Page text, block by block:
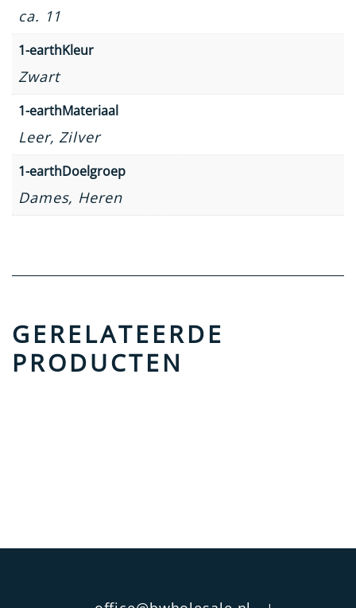
ca. 11
1-earthKleur
Zwart
1-earthMateriaal
Leer, Zilver
1-earthDoelgroep
Dames, Heren
GERELATEERDE
PRODUCTEN